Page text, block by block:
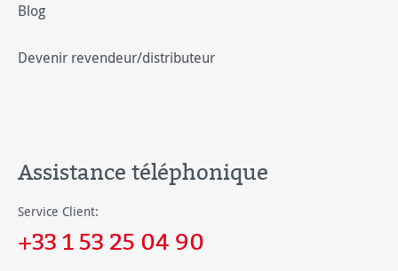
Blog
Devenir revendeur/distributeur
Assistance téléphonique
Service Client:
+33 1 53 25 04 90